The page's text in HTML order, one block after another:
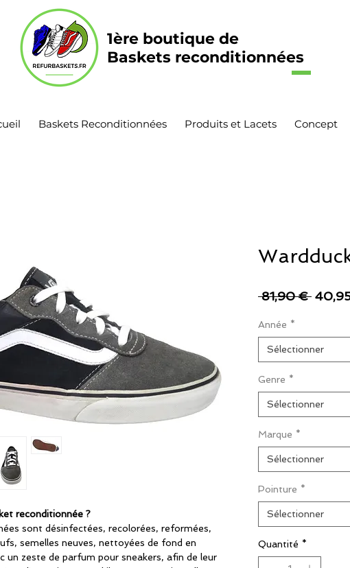
1ère boutique de
Baskets reconditionnées
Baskets Reconditionnées Produits et Lacets Concept
reconditionnée ?
sont désinfectées, recolorées, reformées,
semelles neuves, nettoyées de fond en
un zeste de parfum pour sneakers, afin de leur
81,90 € Prix
Année *
Sélectionner
Genre *
Sélectionner
Marque *
Sélectionner
Pointure *
Sélectionner
Quantité *